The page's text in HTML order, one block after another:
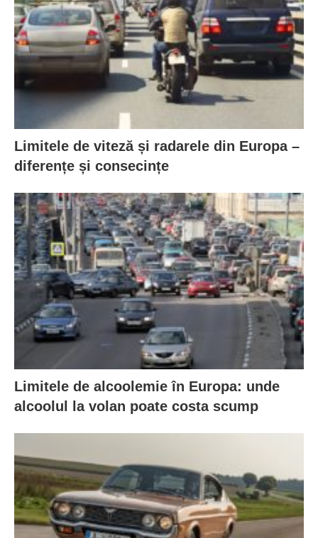
Limitele de viteză și radarele din Europa –
diferențe și consecințe
Limitele de alcoolemie în Europa: unde
alcoolul la volan poate costa scump